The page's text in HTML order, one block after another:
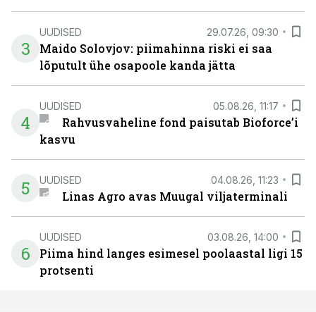
3
UUDISED 29.07.26, 09:30
Maido Solovjov: piimahinna riski ei saa
lõputult ühe osapoole kanda jätta
4
UUDISED 05.08.26, 11:17
Rahvusvaheline fond paisutab Bioforce’i
kasvu
5 UUDISED 04.08.26, 11:23
Linas Agro avas Muugal viljaterminali
6
UUDISED 03.08.26, 14:00
Piima hind langes esimesel poolaastal ligi 15
protsenti